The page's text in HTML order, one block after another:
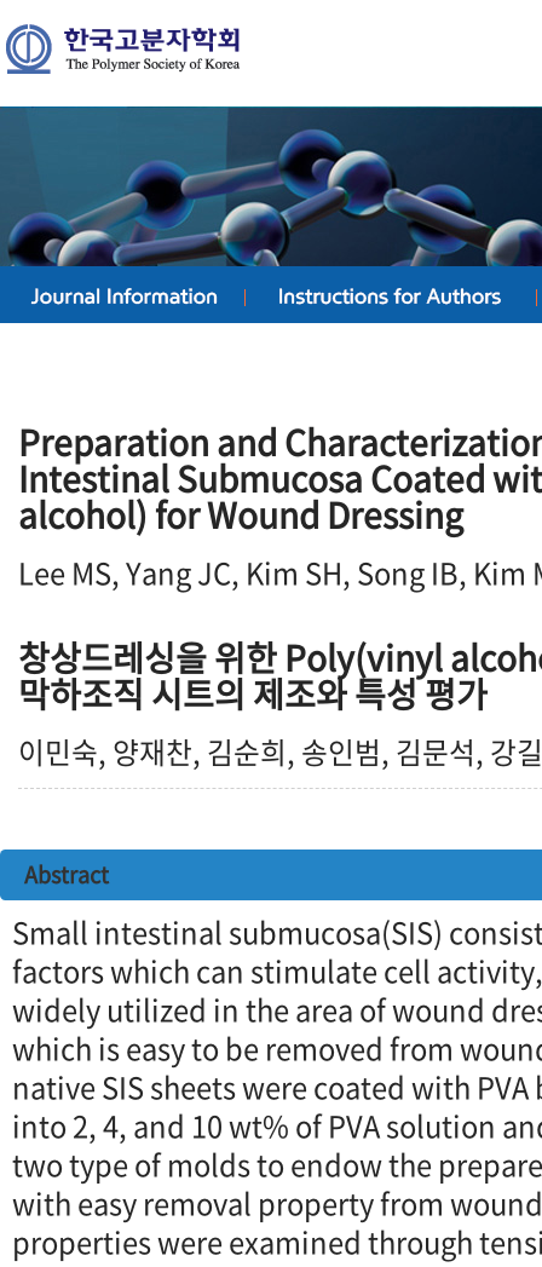
Preparation and
Intestinal Submucosa Coated
alcohol) for Wound Dressing
Lee MS, Yang JC, Kim SH, Song IB, Kim
창상드레싱을 위한 Poly(vinyl
막하조직 시트의 제조와 특성 평가
이민숙, 양재찬, 김순희, 송인범, 김문석, 강
Abstract
Small intestinal submucosa(SIS)
factors which can stimulate cell
widely utilized in the area of wound
which is easy to be removed from
native SIS sheets were coated with
into 2, 4, and 10 wt% of PVA solution
two type of molds to endow the
with easy removal property from
properties were examined through